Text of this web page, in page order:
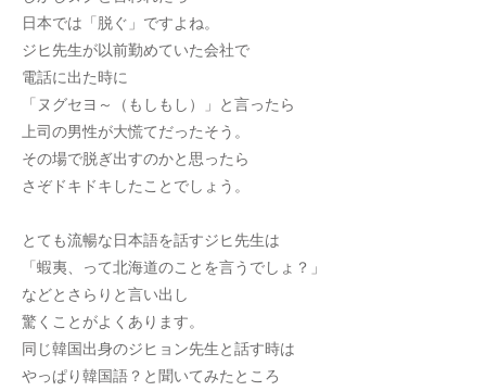
日本では「脱ぐ」ですよね。
ジヒ先生が以前勤めていた会社で
電話に出た時に
「ヌグセヨ～（もしもし）」と言ったら
上司の男性が大慌てだったそう。
その場で脱ぎ出すのかと思ったら
さぞドキドキしたことでしょう。
とても流暢な日本語を話すジヒ先生は
「蝦夷、って北海道のことを言うでしょ？」
などとさらりと言い出し
驚くことがよくあります。
同じ韓国出身のジヒョン先生と話す時は
やっぱり韓国語？と聞いてみたところ